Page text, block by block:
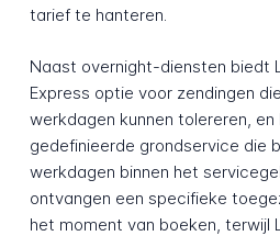
tarief te hanteren.
Naast overnight-diensten biedt
Express optie voor zendingen
werkdagen kunnen tolereren, en
gedefinieerde grondservice die
werkdagen binnen het
ontvangen een specifieke
het moment van boeken, terwijl